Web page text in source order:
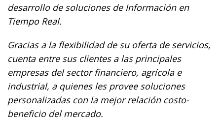
desarrollo de soluciones de Información en
Tiempo Real.
Gracias a la flexibilidad de su oferta de servicios,
cuenta entre sus clientes a las principales
empresas del sector financiero, agrícola e
industrial, a quienes les provee soluciones
personalizadas con la mejor relación costo-
beneficio del mercado.